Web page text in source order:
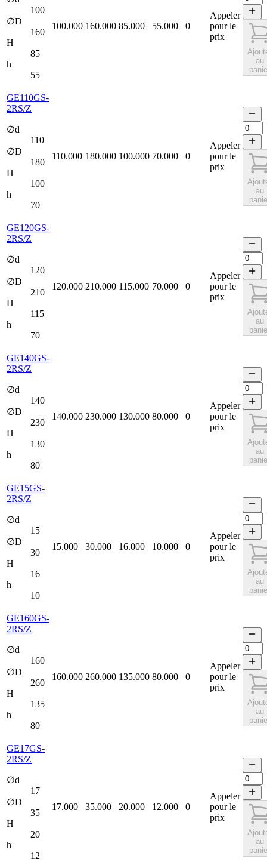
100
∅D
160
H
85
h
55
100.000 160.000 85.000 55.000 0
Appeler
pour le
prix
au
GE110GS-
2RS/Z
∅d
110
∅D
180
H
100
h
70
110.000 180.000 100.000 70.000 0
Appeler
pour le
prix
au
GE120GS-
2RS/Z
∅d
120
∅D
210
H
115
h
70
120.000 210.000 115.000 70.000 0
Appeler
pour le
prix
au
GE140GS-
2RS/Z
∅d
140
∅D
230
H
130
h
80
140.000 230.000 130.000 80.000 0
Appeler
pour le
prix
au
GE15GS-
2RS/Z
∅d
15
∅D
30
H
16
h
10
15.000 30.000 16.000 10.000 0
Appeler
pour le
prix
au
GE160GS-
2RS/Z
∅d
160
∅D
260
H
135
h
80
160.000 260.000 135.000 80.000 0
Appeler
pour le
prix
au
GE17GS-
2RS/Z
∅d
17
∅D
35
H
20
h
12
17.000 35.000 20.000 12.000 0
Appeler
pour le
prix
au